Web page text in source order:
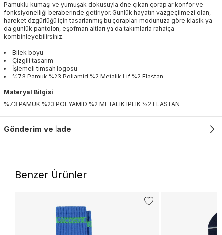
Pamuklu kumaşı ve yumuşak dokusuyla öne çıkan çoraplar konfor ve
fonksiyonelliği beraberinde getiriyor. Günlük hayatın vazgeçilmezi olan,
hareket özgürlüğü için tasarlanmış bu çorapları modunuza göre klasik ya
da günlük pantolon, eşofman altları ya da takımlarla rahatça
kombinleyebilirsiniz.
Bilek boyu
Çizgili tasarım
İşlemeli timsah logosu
%73 Pamuk %23 Poliamid %2 Metalik Lif %2 Elastan
Materyal Bilgisi
%73 PAMUK %23 POLYAMID %2 METALIK IPLIK %2 ELASTAN
Gönderim ve İade
Benzer Ürünler